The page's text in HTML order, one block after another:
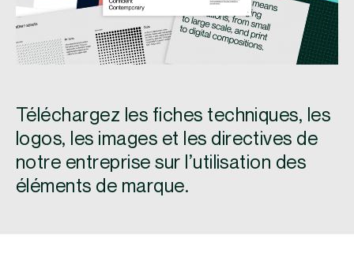
Téléchargez les fiches techniques, les
logos, les images et les directives de
notre entreprise sur l’utilisation des
éléments de marque.